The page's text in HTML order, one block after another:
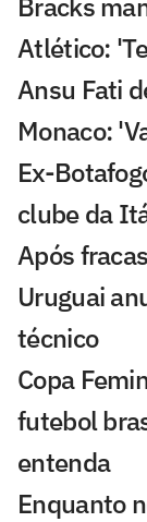
Atlético:
Ansu Fati
Monaco:
Ex-
clube da
Após
Uruguai
técnico
Copa
futebol
entenda
Enquanto